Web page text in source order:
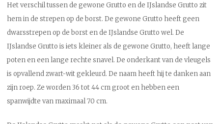
Het verschil tussen de gewone Grutto en de IJslandse Grutto zit
hem in de strepen op de borst. De gewone Grutto heeft geen
dwarsstrepen op de borst en de IJslandse Grutto wel. De
IJslandse Grutto is iets kleiner als de gewone Grutto, heeft lange
poten en een lange rechte snavel. De onderkant van de vleugels
is opvallend zwart-wit gekleurd. De naam heeft hij te danken aan
zijn roep. Ze worden 36 tot 44 cm groot en hebben een
spanwijdte van maximaal 70 cm.